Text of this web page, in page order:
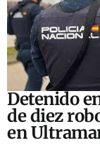
Detenido
de diez
en